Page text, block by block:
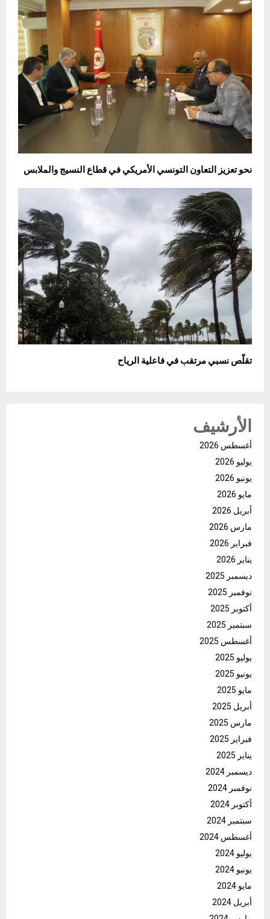
نحو تعزيز التعاون التونسي الأمريكي في قطاع النسيج والملابس
تقلّص نسبي مرتقب في فاعلية الرياح
الأرشيف
أغسطس 2026
يوليو 2026
يونيو 2026
مايو 2026
أبريل 2026
مارس 2026
فبراير 2026
يناير 2026
ديسمبر 2025
نوفمبر 2025
أكتوبر 2025
سبتمبر 2025
أغسطس 2025
يوليو 2025
يونيو 2025
مايو 2025
أبريل 2025
مارس 2025
فبراير 2025
يناير 2025
ديسمبر 2024
نوفمبر 2024
أكتوبر 2024
سبتمبر 2024
أغسطس 2024
يوليو 2024
يونيو 2024
مايو 2024
أبريل 2024